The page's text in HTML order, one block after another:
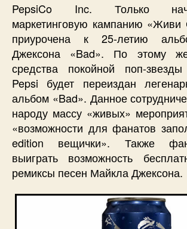
PepsiCo Inc. Только
маркетинговую кампанию
приурочена к 25-летию
Джексона «Bad». По этому
средства покойной поп-
Pepsi будет переиздан
альбом «Bad». Данное
народу массу «живых»
«возможности для фанатов
edition вещички». Также
выиграть возможность
ремиксы песен Майкла Джексона.